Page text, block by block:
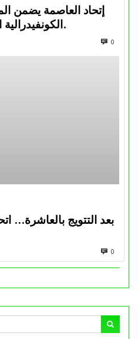
إتحاد العاصمة يضمن
الكونفيدرالية الإفريقية الموسم القادم.
0
بعد التتويج بالعاشرة…
0